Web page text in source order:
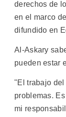
derechos de
en el marco
difundido en
Al-Askary
pueden estar
"El trabajo
problemas.
mi